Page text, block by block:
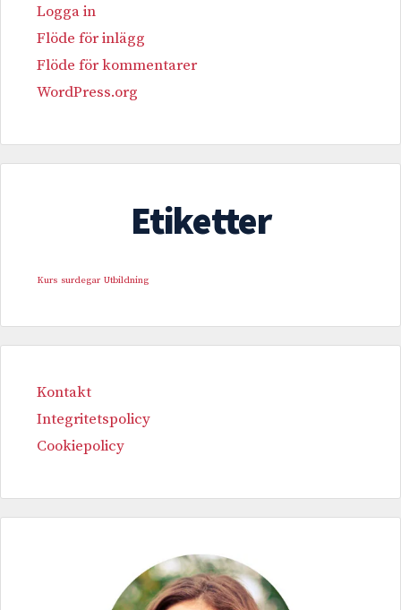
Logga in
Flöde för inlägg
Flöde för kommentarer
WordPress.org
Etiketter
Kurs surdegar Utbildning
Kontakt
Integritetspolicy
Cookiepolicy